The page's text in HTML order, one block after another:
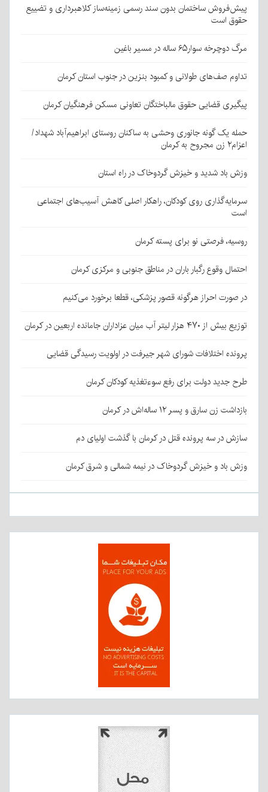
پیش‌فروش ساختمان بدون سند رسمی زمینه‌ساز کلاهبرداری و تضییع
حقوق است
مرگ دوچرخه سوار۶۵ ساله در مسیر باغین
تداوم صف‌های طولانی و کمبود بنزین در جنوب استان کرمان
پیگیری قضایی حقوق مالباختگان تعاونی مسکن فرهنگیان کرمان
حمله یک گونه جانوری وحشی به ساکنان روستای ابراهیم‌آباد شهداد/
اعزام۲ زن مجروح به کرمان
وزش باد شدید و خیزش گردوخاک در راه استان
سرمایه‌گذاری روی کودکان، راهکار اصلی کاهش آسیب‌های اجتماعی
است
روسیه، فرصتی نو برای پسته کرمان
احتمال وقوع رگبار باران در مناطق جنوبی و مرکزی کرمان
در صورت احراز هرگونه قصور پزشکی، قطعا برخورد می‌کنیم
توزیع بیش از ۴۷۰ هزار لیتر آب میان عزاداران جامانده اربعین در کرمان
پرونده اختلافات شورای شهر جیرفت در اولویت رسیدگی قضایی
طرح جدید دولت برای رفع سوءتغذیه کودکان کرمان
بازداشت زن سارق و پسر ۱۲ ساله‌اش در کرمان
سازش در سه پرونده قتل در کرمان با گذشت اولیای دم
وزش باد و خیزش گردوخاک در نیمه شمالی و شرق کرمان